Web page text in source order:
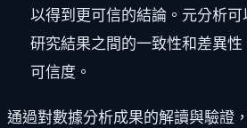
以得到更可信的結論。元分析
研究結果之間的一致性和差異
可信度。
通過對數據分析成果的解讀與驗證